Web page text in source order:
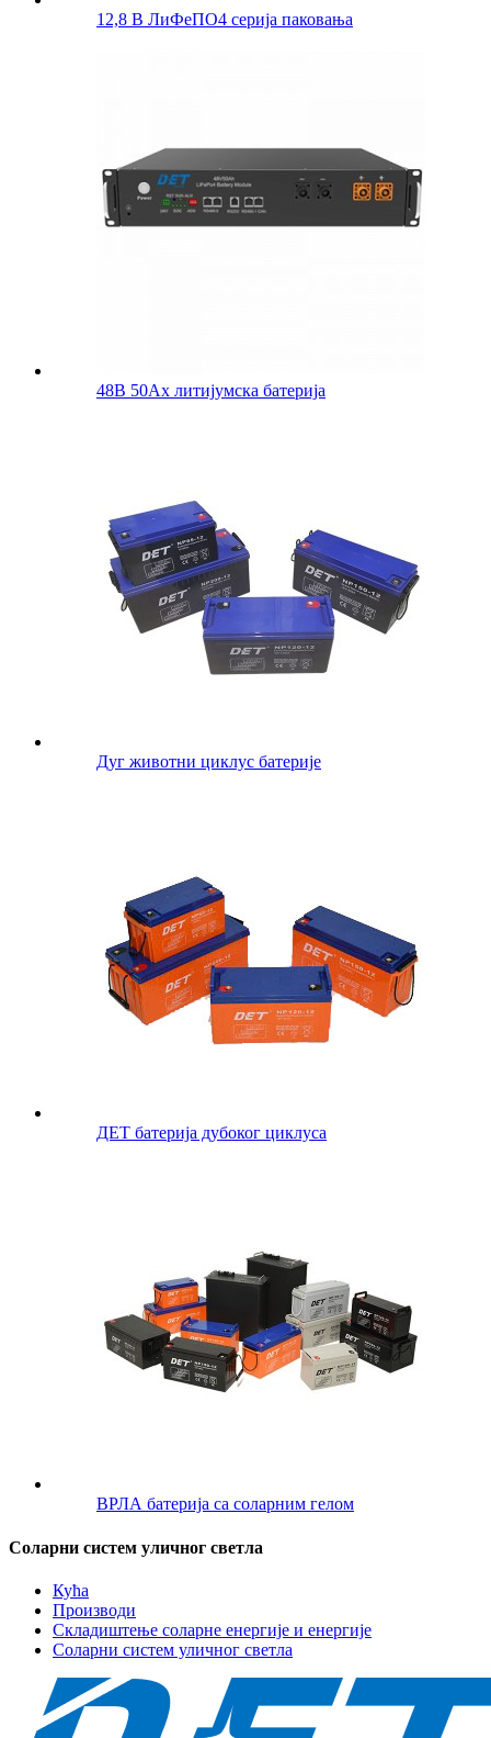
12,8 В ЛиФеПО4 серија паковања
48В 50Ах литијумска батерија
Дуг животни циклус батерије
ДЕТ батерија дубоког циклуса
ВРЛА батерија са соларним гелом
Соларни систем уличног светла
Кућа
Производи
Складиштење соларне енергије и енергије
Соларни систем уличног светла